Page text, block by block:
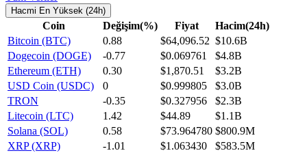
Hacmi En Yüksek (24h)
Coin Değişim(%) Fiyat
Hacim(24h)
Bitcoin (BTC)
0.88 $64,096.52 $10.6B
Dogecoin (DOGE)
-0.77 $0.069761
$4.8B
Ethereum (ETH)
0.30 $1,870.51
$3.2B
USD Coin (USDC)
0 $0.999805
$3.0B
TRON
-0.35 $0.327956
$2.3B
Litecoin (LTC)
1.42 $44.89
$1.1B
Solana (SOL)
0.58 $73.964780 $800.9M
XRP (XRP)
-1.01 $1.063430
$583.5M